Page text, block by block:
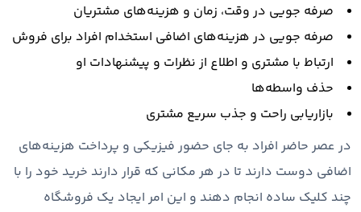
صرفه جویی در وقت، زمان و هزینه‌های مشتریان
صرفه جویی در هزینه‌های اضافی استخدام افراد برای فروش
ارتباط با مشتری و اطلاع از نظرات و پیشنهادات او
حذف واسطه‌ها
بازاریابی راحت و جذب سریع مشتری
در عصر حاضر افراد به جای حضور فیزیکی و پرداخت هزینه‌های
اضافی دوست دارند تا در هر مکانی که قرار دارند خرید خود را با
چند کلیک ساده انجام دهند و این امر ایجاد یک فروشگاه